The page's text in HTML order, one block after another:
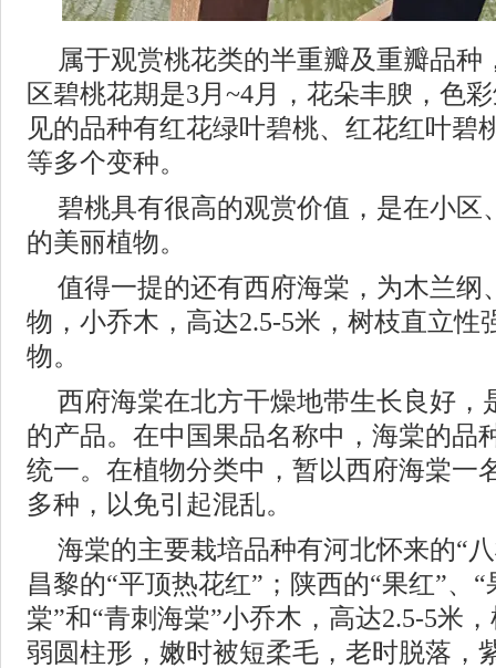
属于观赏桃花类的半重瓣及重瓣品种
区碧桃花期是3月~4月，花朵丰腴，色
见的品种有红花绿叶碧桃、红花红叶碧
等多个变种。
碧桃具有很高的观赏价值，是在小区
的美丽植物。
值得一提的还有西府海棠，为木兰纲
物，小乔木，高达2.5-5米，树枝直立性
物。
西府海棠在北方干燥地带生长良好，
的产品。在中国果品名称中，海棠的品
统一。在植物分类中，暂以西府海棠一
多种，以免引起混乱。
海棠的主要栽培品种有河北怀来的“
昌黎的“平顶热花红”；陕西的“果红”、
棠”和“青刺海棠”小乔木，高达2.5-5米
弱圆柱形，嫩时被短柔毛，老时脱落，